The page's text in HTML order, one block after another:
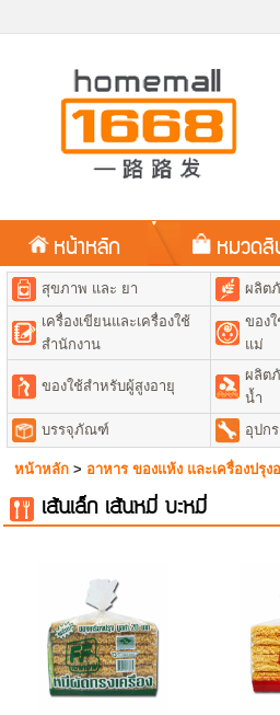
หน้าหลัก หมวด
สุขภาพ และ ยา ผลิต
เครื่องเขียนและเครื่องใช้
สำนักงาน
ของ
แม่
ของใช้สำหรับผู้สูงอายุ
ผลิต
น้ำ
บรรจุภัณฑ์
อุปก
หน้าหลัก > อาหาร ของแห้ง และเครื่องปรุง
เส้นเล็ก เส้นหมี่ บะหมี่